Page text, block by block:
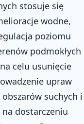
stosuje się
wodne,
poziomu
podmokłych
celu usunięcie
upraw
suchych i
dostarczeniu